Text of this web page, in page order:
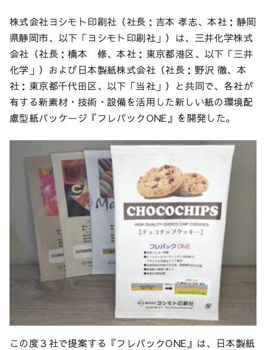
株式会社ヨシモト印刷社（社長：吉本 孝志、本社：静岡
県静岡市、以下「ヨシモト印刷社」）は、三井化学株式
会社（社長：橋本 修、本社：東京都港区、以下「三井
化学」）および日本製紙株式会社（社長：野沢 徹、本
社：東京都千代田区、以下「当社」）と共同で、各社が
有する新素材・技術・設備を活用した新しい紙の環境配
慮型紙パッケージ『フレパックONE』を開発した。
この度３社で提案する『フレパックONE』は、日本製紙